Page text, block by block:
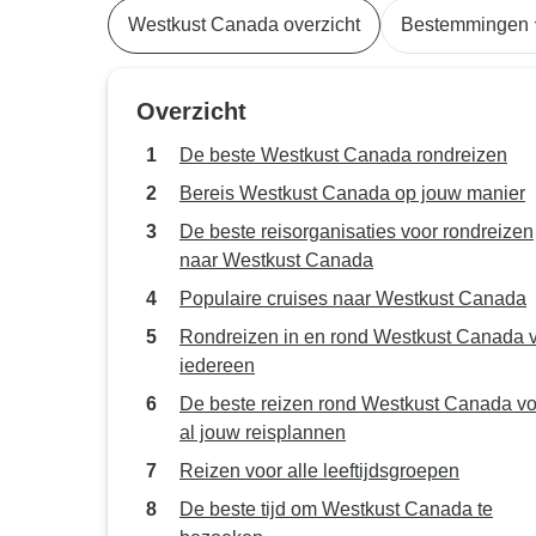
Westkust Canada overzicht Bestemmingen
Overzicht
De beste Westkust Canada rondreizen
Bereis Westkust Canada op jouw manier
De beste reisorganisaties voor rondreizen
naar Westkust Canada
Populaire cruises naar Westkust Canada
Rondreizen in en rond Westkust Canada
iedereen
De beste reizen rond Westkust Canada
al jouw reisplannen
Reizen voor alle leeftijdsgroepen
De beste tijd om Westkust Canada te